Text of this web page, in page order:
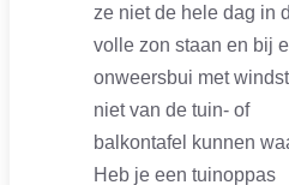
ze niet de hele dag in
volle zon staan en bij
onweersbui met
niet van de tuin- of
balkontafel kunnen
Heb je een tuinoppas